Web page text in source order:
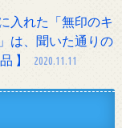
入れた「無印のキ
は、聞いた通りの
】
2020.11.11